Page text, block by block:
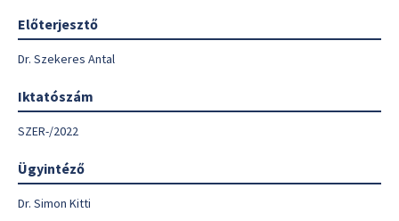
Előterjesztő
Dr. Szekeres Antal
Iktatószám
SZER-/2022
Ügyintéző
Dr. Simon Kitti